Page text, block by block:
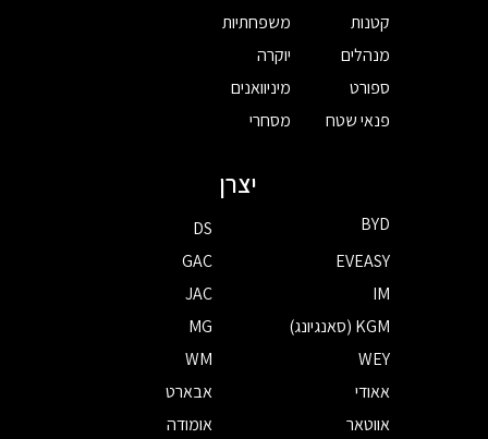
קטנות
מנהלים
ספורט
פנאי שטח
משפחתיות
יוקרה
מיניוואנים
מסחרי
יצרן
BYD
DS
EVEASY
GAC
IM
JAC
KGM (סאנגיונג)
MG
WEY
WM
אאודי
אבארט
אווטאר
אומודה